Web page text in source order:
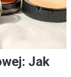
Jak